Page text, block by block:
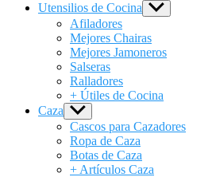
Utensilios de Cocina Show
sub
Afiladores
Mejores Chairas
Mejores Jamoneros
Salseras
Ralladores
+ Útiles de Cocina
Caza Show
sub
menu
Cascos para Cazadores
Ropa de Caza
Botas de Caza
+ Artículos Caza